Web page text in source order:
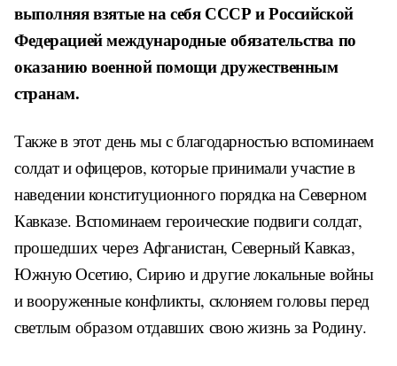
выполняя взятые на себя СССР и Российской
Федерацией международные обязательства по
оказанию военной помощи дружественным
странам.
Также в этот день мы с благодарностью вспоминаем
солдат и офицеров, которые принимали участие в
наведении конституционного порядка на Северном
Кавказе. Вспоминаем героические подвиги солдат,
прошедших через Афганистан, Северный Кавказ,
Южную Осетию, Сирию и другие локальные войны
и вооруженные конфликты, склоняем головы перед
светлым образом отдавших свою жизнь за Родину.